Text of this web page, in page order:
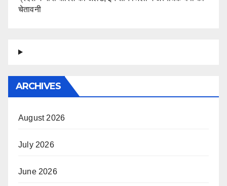
चेतावनी
ARCHIVES
August 2026
July 2026
June 2026